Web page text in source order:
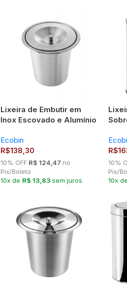
Lixeira de Embutir em
Inox Escovado e Alumínio
Ecobin
R$138,30
10% OFFR$ 124,47 no
Pix/Boleto
10x de R$ 13,83 sem juros
R$
10%
Pix/
10x de